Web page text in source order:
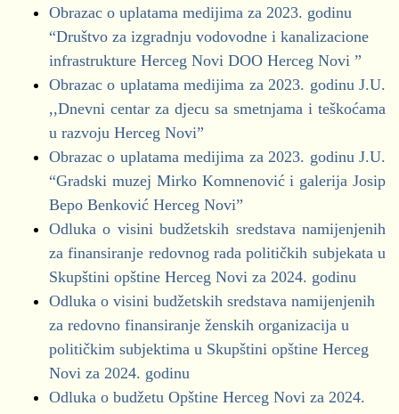
(.xls)
POP, PIR I IZDACI PO POTROŠAČKIM
JEDINICAMA ZA PERIOD 01.01.20.-30.06.20.
(.xls)
POP, PIR I IZDACI PO POTROŠAČKIM
JEDINICAMA ZA PERIOD 01.01.20.-31.03.20.
(.xls)
POP, PIR I IZDACI PO POTROŠAČKIM
JEDINICAMA ZA PERIOD 01.01.19.-31.12.19.
(.xls)
POP, PIR I IZDACI PO POTROŠAČKIM
JEDINICAMA ZA PERIOD 01.01.19.-30.09.19.
(.xls)
POP, PIR I IZDACI PO POTROŠAČKIM
JEDINICAMA ZA PERIOD 01.01.19.-30.06.19.
(.xls)
Obrazac NEO
Obrazac BUZ
Kvartalni izvještaji (01.01.2022.-30.09.2022)
Obrazac NEO
Obrazac BUZ
Kvartalni izvještaji (01.01.2022.-30.06.2022.)
Obrazac NEO
Obrazac BUZ
Kvartalni izvještaji (01.01.2022.-31.03.2022.)
Obrazac NEO
Obrazac BUZ
Demokrate
DNP
DPS
Građanski pokret za Herceg Novi
"IDEMOOO"
"Novi pobjeđuje"
Novska lista
NSD
Pokret za promjene
Pravi Novi - Marko Milačić
SD
SNP
SDP
URA
za 2024. godinu
Finansiranje političkih subjekata za 2024. godinu
Obrazac o uplatama medijima za 2023. godinu
“Društvo za izgradnju vodovodne i kanalizacione
infrastrukture Herceg Novi DOO Herceg Novi ”
Obrazac o uplatama medijima za 2023. godinu J.U.
,,Dnevni centar za djecu sa smetnjama i teškoćama
u razvoju Herceg Novi”
Obrazac o uplatama medijima za 2023. godinu J.U.
“Gradski muzej Mirko Komnenović i galerija Josip
Bepo Benković Herceg Novi”
Odluka o visini budžetskih sredstava namijenjenih
za finansiranje redovnog rada političkih subjekata u
Skupštini opštine Herceg Novi za 2024. godinu
Odluka o visini budžetskih sredstava namijenjenih
za redovno finansiranje ženskih organizacija u
političkim subjektima u Skupštini opštine Herceg
Novi za 2024. godinu
Odluka o budžetu Opštine Herceg Novi za 2024.